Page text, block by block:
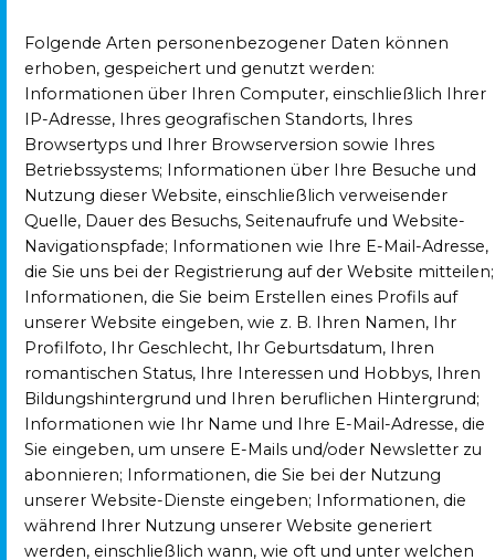
Folgende Arten personenbezogener Daten können
erhoben, gespeichert und genutzt werden:
Informationen über Ihren Computer, einschließlich Ihrer
IP-Adresse, Ihres geografischen Standorts, Ihres
Browsertyps und Ihrer Browserversion sowie Ihres
Betriebssystems; Informationen über Ihre Besuche und
Nutzung dieser Website, einschließlich verweisender
Quelle, Dauer des Besuchs, Seitenaufrufe und Website-
Navigationspfade; Informationen wie Ihre E-Mail-Adresse,
die Sie uns bei der Registrierung auf der Website mitteilen;
Informationen, die Sie beim Erstellen eines Profils auf
unserer Website eingeben, wie z. B. Ihren Namen, Ihr
Profilfoto, Ihr Geschlecht, Ihr Geburtsdatum, Ihren
romantischen Status, Ihre Interessen und Hobbys, Ihren
Bildungshintergrund und Ihren beruflichen Hintergrund;
Informationen wie Ihr Name und Ihre E-Mail-Adresse, die
Sie eingeben, um unsere E-Mails und/oder Newsletter zu
abonnieren; Informationen, die Sie bei der Nutzung
unserer Website-Dienste eingeben; Informationen, die
während Ihrer Nutzung unserer Website generiert
werden, einschließlich wann, wie oft und unter welchen